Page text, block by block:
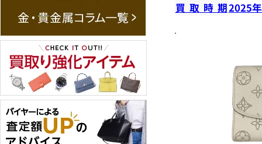
買取時期2025